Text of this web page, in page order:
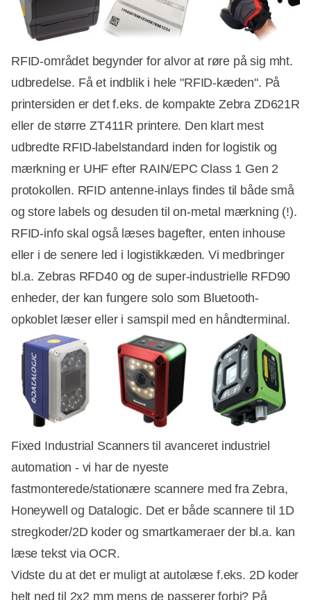
RFID-området begynder for alvor at røre på sig mht.
udbredelse. Få et indblik i hele "RFID-kæden". På
printersiden er det f.eks. de kompakte Zebra ZD621R
eller de større ZT411R printere. Den klart mest
udbredte RFID-labelstandard inden for logistik og
mærkning er UHF efter RAIN/EPC Class 1 Gen 2
protokollen. RFID antenne-inlays findes til både små
og store labels og desuden til on-metal mærkning (!).
RFID-info skal også læses bagefter, enten inhouse
eller i de senere led i logistikkæden. Vi medbringer
bl.a. Zebras RFD40 og de super-industrielle RFD90
enheder, der kan fungere solo som Bluetooth-
opkoblet læser eller i samspil med en håndterminal.
Fixed Industrial Scanners til avanceret industriel
automation - vi har de nyeste
fastmonterede/stationære scannere med fra Zebra,
Honeywell og Datalogic. Det er både scannere til 1D
stregkoder/2D koder og smartkameraer der bl.a. kan
læse tekst via OCR.
Vidste du at det er muligt at autolæse f.eks. 2D koder
helt ned til 2x2 mm mens de passerer forbi? På